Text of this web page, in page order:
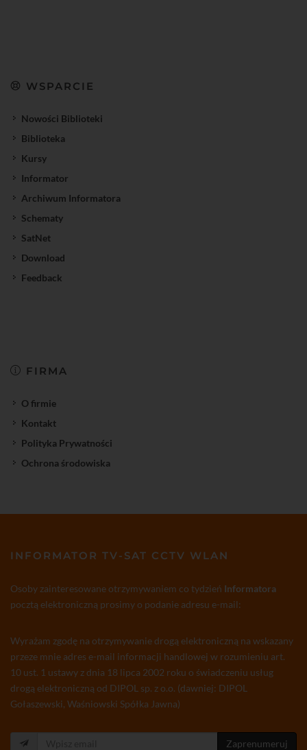
WSPARCIE
Nowości Biblioteki
Biblioteka
Kursy
Informator
Archiwum Informatora
Schematy
SatNet
Download
Feedback
FIRMA
O firmie
Kontakt
Polityka Prywatności
Ochrona środowiska
INFORMATOR TV-SAT CCTV WLAN
Osoby zainteresowane otrzymywaniem co tydzień Informatora
pocztą elektroniczną prosimy o podanie adresu e-mail:
Wyrażam zgodę na otrzymywanie drogą elektroniczną na wskazany
przeze mnie adres e-mail informacji handlowej w rozumieniu art.
10 ust. 1 ustawy z dnia 18 lipca 2002 roku o świadczeniu usług
drogą elektroniczną od DIPOL sp. z o.o. (dawniej: DIPOL
Gołaszewski, Waśniowski Spółka Jawna)
Zaprenumeruj